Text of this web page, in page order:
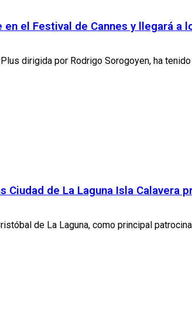
en el Festival de Cannes y llegará
dirigida por Rodrigo Sorogoyen, ha
Ciudad de La Laguna Isla Calavera
de La Laguna, como principal